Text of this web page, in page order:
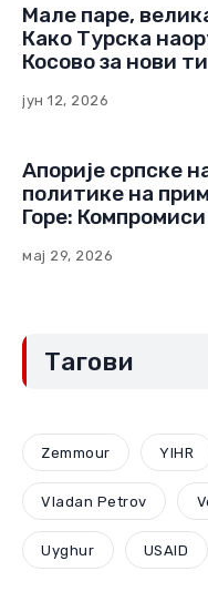
Мале паре,
Како Турска
Косово за нови
јун 12, 2026
Апорије српске
политике на
Горе:
мај 29, 2026
Тагови
Zemmour YIHR
Vladan Petrov
Uyghur USAID